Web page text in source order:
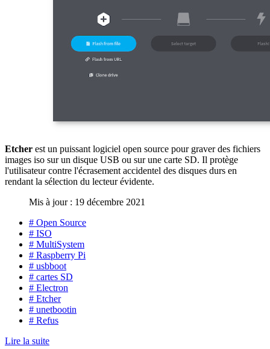
Etcher est un puissant logiciel open source pour graver des fichiers
images iso sur un disque USB ou sur une carte SD. Il protège
l'utilisateur contre l'écrasement accidentel des disques durs en
rendant la sélection du lecteur évidente.
Mis à jour : 19 décembre 2021
# Open Source
# ISO
# MultiSystem
# Raspberry Pi
# usbboot
# cartes SD
# Electron
# Etcher
# unetbootin
# Refus
Lire la suite